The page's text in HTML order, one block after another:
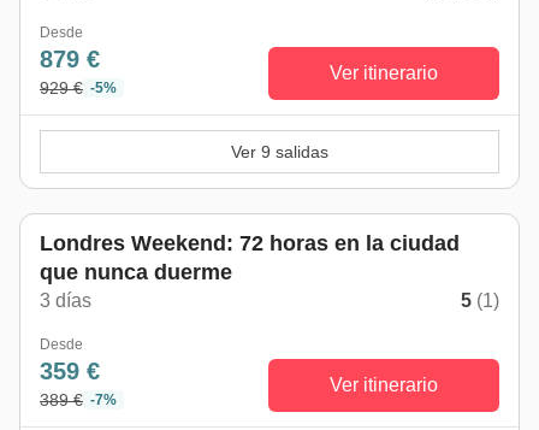
Desde
879 €
929 € -5%
Ver itinerario
Ver 9 salidas
Londres Weekend: 72 horas en la ciudad
que nunca duerme
3 días 5 (1)
Desde
359 €
389 € -7%
Ver itinerario